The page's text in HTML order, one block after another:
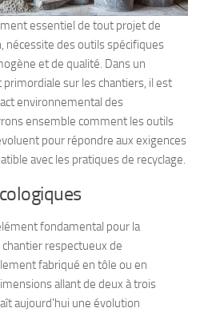
essentiel de tout projet de
nécessite des outils spécifiques
et de qualité. Dans un
sur les chantiers, il est
environnemental des
ensemble comment les outils
pour répondre aux exigences
avec les pratiques de recyclage.
fondamental pour la
respectueux de
fabriqué en tôle ou en
allant de deux à trois
aujourd'hui une évolution